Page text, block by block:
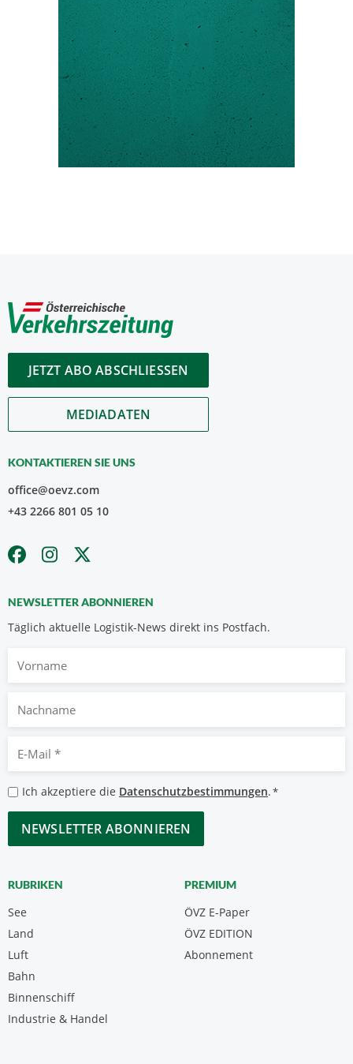
JETZT ABO ABSCHLIESSEN
MEDIADATEN
KONTAKTIEREN SIE UNS
office@oevz.com
+43 2266 801 05 10
NEWSLETTER ABONNIEREN
Täglich aktuelle Logistik-News direkt ins Postfach.
Vorname
Nachname
Mail
*
Datenschutzbestimmungen
*
Ich akzeptiere die Datenschutzbestimmungen.*
CAPTCHA
RUBRIKEN
See
Land
Luft
Bahn
Binnenschiff
Industrie & Handel
PREMIUM
ÖVZ E-Paper
Abonnement
ÖVZ EDITION